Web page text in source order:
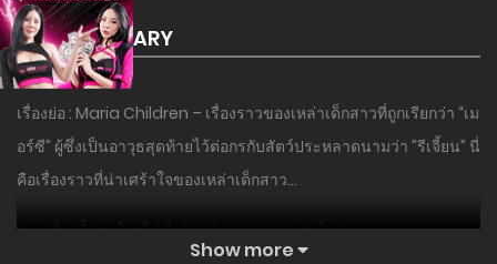
SUMMARY
เรื่องย่อ : Maria Children – เรื่องราวของเหล่าเด็กสาวที่ถูกเรียกว่า “เม
อร์ซี” ผู้ซึ่งเป็นอาวุธสุดท้ายไว้ต่อกรกับสัตว์ประหลาดนามว่า ”รีเจี้ยน” นี่
คือเรื่องราวที่น่าเศร้าใจของเหล่าเด็กสาว…
อ่านเรื่องนี้ก่อนใครได้ที่ MANGA-LC.NET เท่านั้น!
Show more